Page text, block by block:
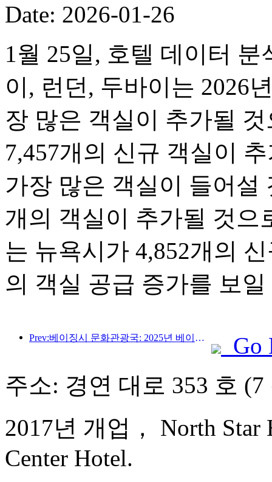
Date: 2026-01-26
1월 25일, 호텔 데이터
이, 런던, 두바이는 2026
장 많은 객실이 추가될
7,457개의 신규 객실이
가장 많은 객실이 들어설
개의 객실이 추가될 것으
는 뉴욕시가 4,852개의
의 객실 공급 증가를 보
Prev:베이징시 문화관광국: 2025년 베이징을 방문하는 외국인 관광객 수는 548만 명으로 전년 대비 39% 증가할 것으로 예상됩니다.
Go
주소: 경연 대로 353 호
2017년 개업， North Star
Center Hotel.